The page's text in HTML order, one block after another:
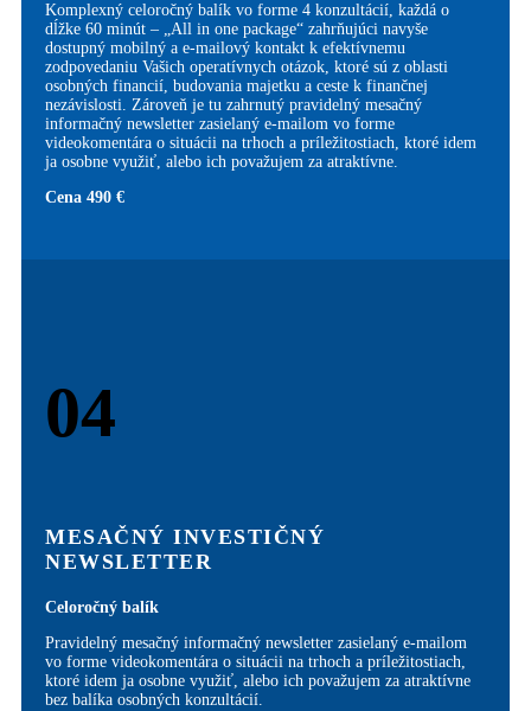
Komplexný celoročný balík vo forme 4 konzultácií, každá o
dĺžke 60 minút – „All in one package“ zahrňujúci navyše
dostupný mobilný a e-mailový kontakt k efektívnemu
zodpovedaniu Vašich operatívnych otázok, ktoré sú z oblasti
osobných financií, budovania majetku a ceste k finančnej
nezávislosti. Zároveň je tu zahrnutý pravidelný mesačný
informačný newsletter zasielaný e-mailom vo forme
videokomentára o situácii na trhoch a príležitostiach, ktoré idem
ja osobne využiť, alebo ich považujem za atraktívne.
Cena 490 €
04
MESAČNÝ INVESTIČNÝ
NEWSLETTER
Celoročný balík
Pravidelný mesačný informačný newsletter zasielaný e-mailom
vo forme videokomentára o situácii na trhoch a príležitostiach,
ktoré idem ja osobne využiť, alebo ich považujem za atraktívne
bez balíka osobných konzultácií.